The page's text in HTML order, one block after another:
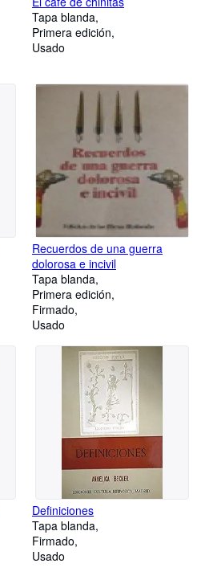
Tapa blanda
Primera edición
Usado
Recuerdos de una guerra
dolorosa e incivil
Tapa blanda
Primera edición
Firmado
Usado
Definiciones
Tapa blanda
Firmado
Usado